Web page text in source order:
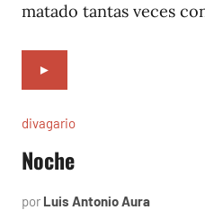
matado tantas veces
►
divagario
Noche
por Luis Antonio Aura